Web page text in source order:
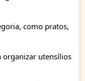
como pratos,
organizar utensílios